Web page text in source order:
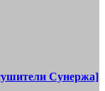
Сунержа]